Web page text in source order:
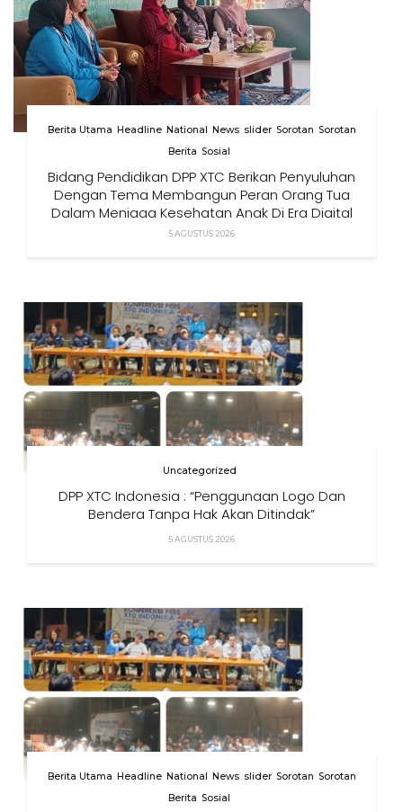
Berita Utama Headline National News slider Sorotan Sorotan
Berita Sosial
Bidang Pendidikan DPP XTC Berikan Penyuluhan
Dengan Tema Membangun Peran Orang Tua
Dalam Menjaga Kesehatan Anak Di Era Digital
5 AGUSTUS 2026
Uncategorized
DPP XTC Indonesia : “Penggunaan Logo Dan
Bendera Tanpa Hak Akan Ditindak”
5 AGUSTUS 2026
Berita Utama Headline National News slider Sorotan Sorotan
Berita Sosial